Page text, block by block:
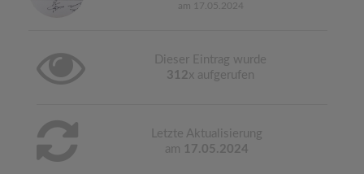
am 17.05.2024
Dieser Eintrag wurde
312x aufgerufen
Letzte Aktualisierung
am 17.05.2024